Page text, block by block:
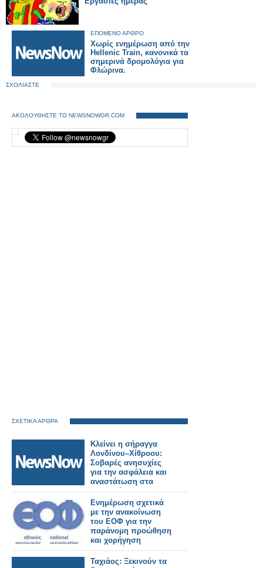
ΕΠΟΜΕΝΟ ΑΡΘΡΟ
Χωρίς ενημέρωση από την
Hellenic Train, κανονικά τα
σημερινά δρομολόγια για
Φλώρινα.
ΣΧΟΛΙΑΣΤΕ
ΑΚΟΛΟΥΘΗΣΤΕ ΤΟ NEWSNOWGR.COM
ΣΧΕΤΙΚΑ ΑΡΘΡΑ
Κλείνει η σήραγγα
Λονδίνου–Χίθροου:
Σοβαρές ανησυχίες
για την ασφάλεια και
αναστάτωση στα
δρομολόγια.
Ενημέρωση σχετικά
με την ανακοίνωση
του ΕΟΦ για την
παράνομη προώθηση
και χορήγηση
«ενδοφλέβιων
θεραπειών» ως
Ταχιάος: Ξεκινούν τα